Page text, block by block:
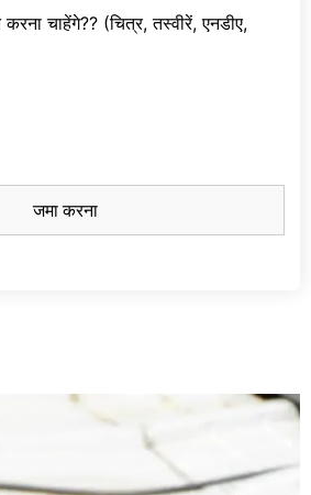
चाहेंगे?? (चित्र, तस्वीरें, एनडीए,
जमा करना